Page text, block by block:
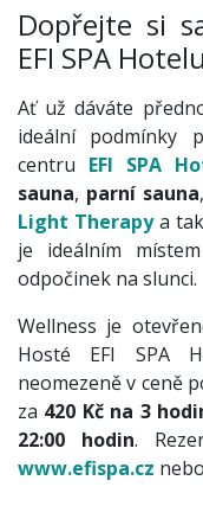
Dopřejte si
EFI SPA
Ať už dáváte
ideální podmínky
centru EFI SPA
sauna, parní sauna
Light Therapya
je ideálním
odpočinek na slunci.
Wellness je
Hosté EFI SPA
neomezeně v ceně
za 420 Kč na 3
22:00 hodin.
www.efispa.cz